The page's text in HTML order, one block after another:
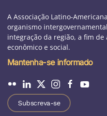
A Associação Latino-
organismo
integração da região, a fim
econômico e social.
Mantenha-se informado
Subscreva-se